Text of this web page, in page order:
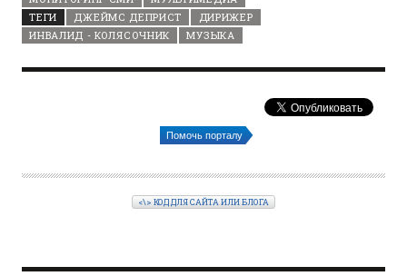
ТЕГИ
ДЖЕЙМС ДЕПРИСТ
ДИРИЖЕР
ИНВАЛИД - КОЛЯСОЧНИК
МУЗЫКА
Помочь порталу
<\> КОД ДЛЯ САЙТА ИЛИ БЛОГА